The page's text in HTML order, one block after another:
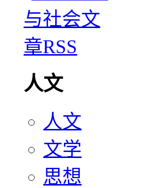
人文
人文
文学
思想